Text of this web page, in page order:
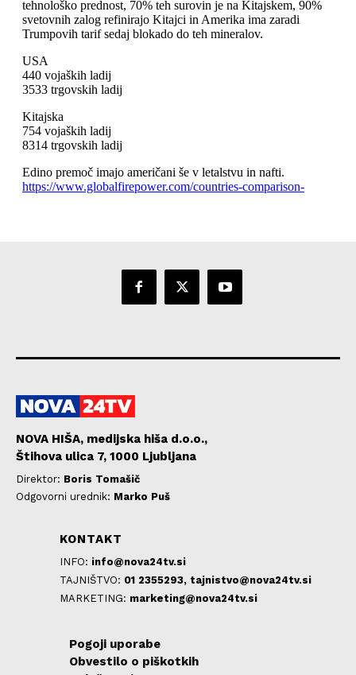
NOVA HIŠA, medijska hiša d.o.o.,
Štihova ulica 7, 1000 Ljubljana
Direktor: Boris Tomašič
Odgovorni urednik: Marko Puš
KONTAKT
INFO: info@nova24tv.si
TAJNIŠTVO: 01 2355293, tajnistvo@nova24tv.si
MARKETING: marketing@nova24tv.si
Pogoji uporabe
Obvestilo o piškotkih